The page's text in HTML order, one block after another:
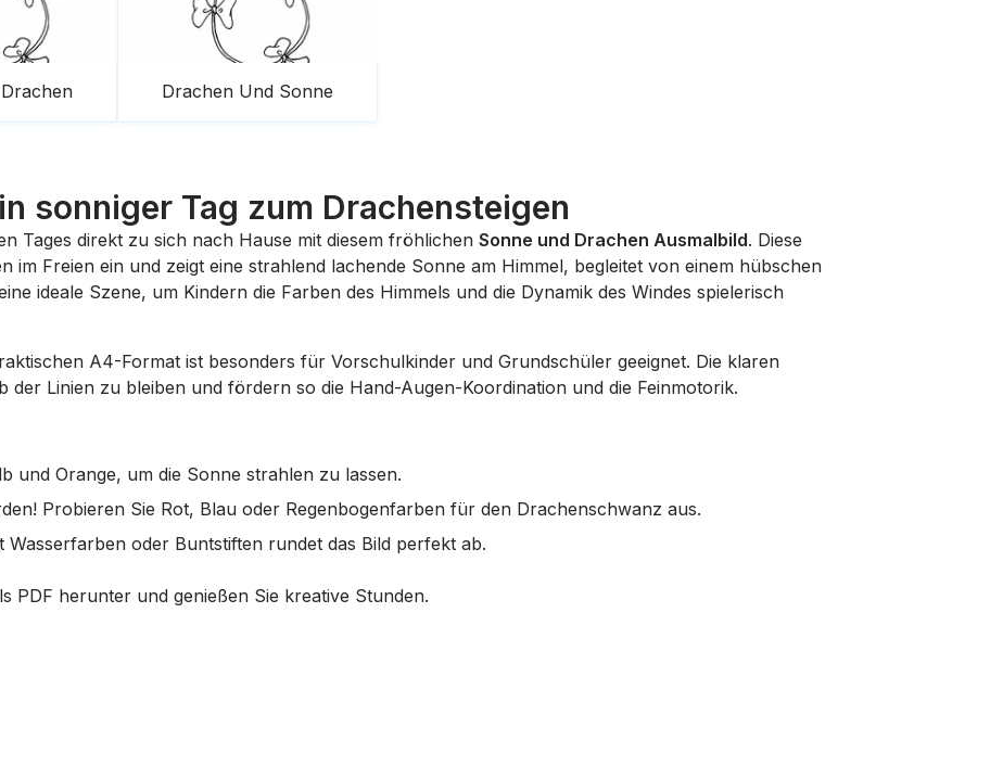
Drachen Und Sonne
sonniger Tag zum Drachensteigen
Tages direkt zu sich nach Hause mit diesem fröhlichen Sonne und Drachen Ausmalbild. Diese
im Freien ein und zeigt eine strahlend lachende Sonne am Himmel, begleitet von einem hübschen
ideale Szene, um Kindern die Farben des Himmels und die Dynamik des Windes spielerisch
A4-Format ist besonders für Vorschulkinder und Grundschüler geeignet. Die klaren
der Linien zu bleiben und fördern so die Hand-Augen-Koordination und die Feinmotorik.
und Orange, um die Sonne strahlen zu lassen.
Probieren Sie Rot, Blau oder Regenbogenfarben für den Drachenschwanz aus.
Wasserfarben oder Buntstiften rundet das Bild perfekt ab.
PDF herunter und genießen Sie kreative Stunden.